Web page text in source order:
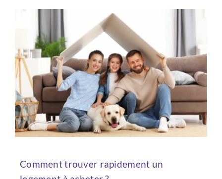
Comment trouver rapidement un